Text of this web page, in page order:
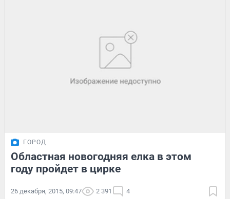
ГОРОД
Областная новогодняя елка в этом
году пройдет в цирке
26 декабря, 2015, 09:47 2 391 4